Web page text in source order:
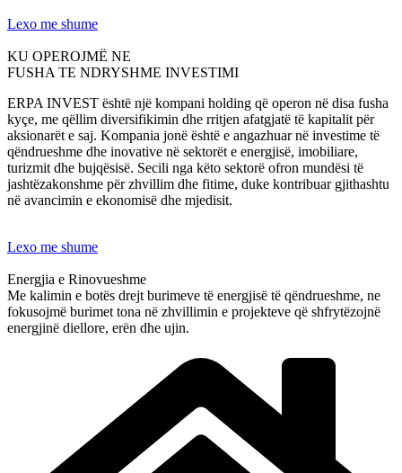
Lexo me shume
KU OPEROJMË NE
FUSHA TE NDRYSHME INVESTIMI
ERPA INVEST është një kompani holding që operon në disa fusha
kyçe, me qëllim diversifikimin dhe rritjen afatgjatë të kapitalit për
aksionarët e saj. Kompania jonë është e angazhuar në investime të
qëndrueshme dhe inovative në sektorët e energjisë, imobiliare,
turizmit dhe bujqësisë. Secili nga këto sektorë ofron mundësi të
jashtëzakonshme për zhvillim dhe fitime, duke kontribuar gjithashtu
në avancimin e ekonomisë dhe mjedisit.
Lexo me shume
Energjia e Rinovueshme
Me kalimin e botës drejt burimeve të energjisë të qëndrueshme, ne
fokusojmë burimet tona në zhvillimin e projekteve që shfrytëzojnë
energjinë diellore, erën dhe ujin.